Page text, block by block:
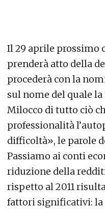
Il 29 aprile prossimo
prenderà atto della
procederà con la
sul nome del quale
Milocco di tutto ciò
professionalità
difficoltà», le parole
Passiamo ai conti
riduzione della
rispetto al 2011
fattori significativi: la